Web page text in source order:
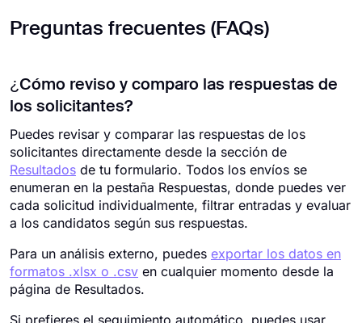
Preguntas frecuentes (FAQs)
¿Cómo reviso y comparo las respuestas de
los solicitantes?
Puedes revisar y comparar las respuestas de los
solicitantes directamente desde la sección de
Resultados de tu formulario. Todos los envíos se
enumeran en la pestaña Respuestas, donde puedes ver
cada solicitud individualmente, filtrar entradas y evaluar
a los candidatos según sus respuestas.
Para un análisis externo, puedes exportar los datos en
formatos .xlsx o .csv en cualquier momento desde la
página de Resultados.
Si prefieres el seguimiento automático, puedes usar